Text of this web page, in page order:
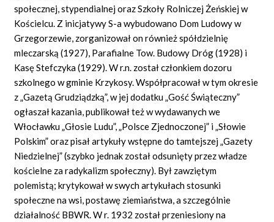
społecznej, stypendialnej oraz Szkoły Rolniczej Żeńskiej w
Kościelcu. Z inicjatywy S-a wybudowano Dom Ludowy w
Grzegorzewie, zorganizował on również spółdzielnię
mleczarską (1927), Parafialne Tow. Budowy Dróg (1928) i
Kasę Stefczyka (1929). W r.n. został członkiem dozoru
szkolnego w gminie Krzykosy. Współpracował w tym okresie
z „Gazetą Grudziądzką”, w jej dodatku „Gość Świąteczny”
ogłaszał kazania, publikował też w wydawanych we
Włocławku „Głosie Ludu”, „Polsce Zjednoczonej” i „Słowie
Polskim” oraz pisał artykuły wstępne do tamtejszej „Gazety
Niedzielnej” (szybko jednak został odsunięty przez władze
kościelne za radykalizm społeczny). Był zawziętym
polemistą; krytykował w swych artykułach stosunki
społeczne na wsi, postawę ziemiaństwa, a szczególnie
działalność BBWR. W r. 1932 został przeniesiony na